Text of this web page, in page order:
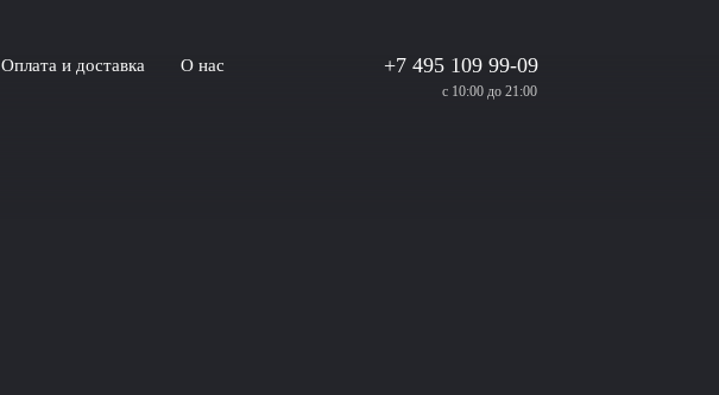
Оплата и доставка О нас +7 495 109 99-09
с 10:00 до 21:00